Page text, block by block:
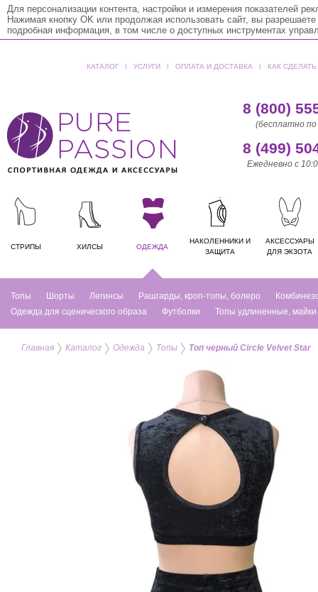
Для персонализации контента, настройки и измерения показателей
Нажимая кнопку OK или продолжая использовать сайт, вы
подробная информация, в том числе о доступных инструментах
КАТАЛОГ ǀ УСЛУГИ ǀ ОПЛАТА И ДОСТАВКА ǀ КАК СДЕЛАТЬ
8 (800)
(бесплатно по
8 (499)
Ежедневно с
СТРИПЫ ХИЛСЫ ОДЕЖДА
НАКОЛЕННИКИ И
ЗАЩИТА
АКСЕССУАРЫ
ДЛЯ ЭКЗОТА
Топы Шорты Легинсы Рашгарды, кроп-топы, болеро
Одежда для сценического образа
Футболки Топы удлиненные, майки
Главная Каталог Одежда Топы Топ черный Circle Velvet Star